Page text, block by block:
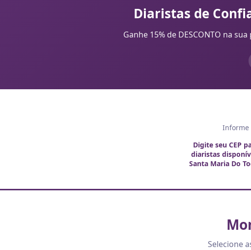
Diaristas de
Ganhe 15% de DESCONTO na
Informe
Digite seu CEP
diaristas
Santa Maria Do
Selecione